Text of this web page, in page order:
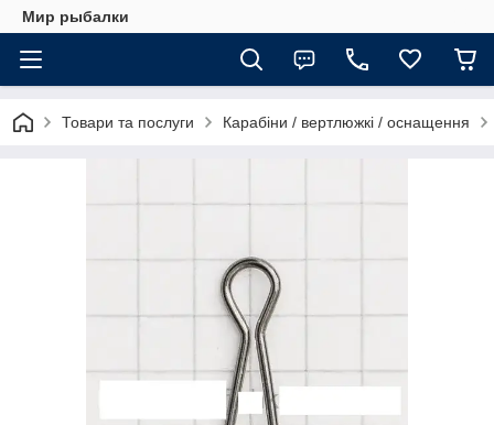
Мир рыбалки
Товари та послуги Карабіни / вертлюжкі / оснащення